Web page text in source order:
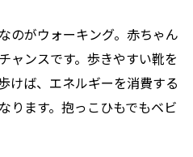
のがウォーキング。赤ちゃん
ャンスです。歩きやすい靴を
けば、エネルギーを消費する
ります。抱っこひもでもベビ